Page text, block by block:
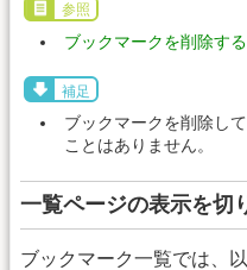
参照
ブックマークを削除する
補足
ブックマークを削除し
ことはありません。
一覧ページの表示を切
ブックマーク一覧では、